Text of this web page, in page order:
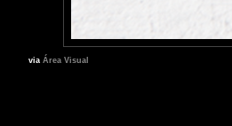
via Área Visual